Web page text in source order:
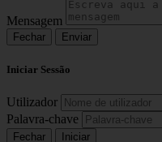
Mensagem
Fechar Enviar
Iniciar Sessão
Utilizador
Palavra-chave
Fechar Iniciar